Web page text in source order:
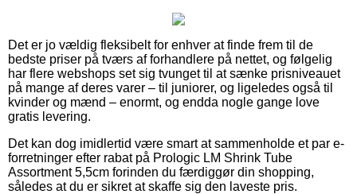
Det er jo vældig fleksibelt for enhver at finde frem til de
bedste priser på tværs af forhandlere på nettet, og følgelig
har flere webshops set sig tvunget til at sænke prisniveauet
på mange af deres varer – til juniorer, og ligeledes også til
kvinder og mænd – enormt, og endda nogle gange love
gratis levering.
Det kan dog imidlertid være smart at sammenholde et par e-
forretninger efter rabat på Prologic LM Shrink Tube
Assortment 5,5cm forinden du færdiggør din shopping,
således at du er sikret at skaffe sig den laveste pris.